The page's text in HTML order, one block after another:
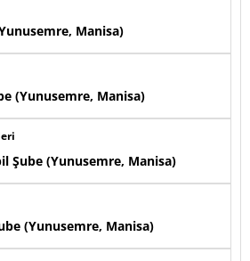
Manisa)
(Yunusemre, Manisa)
Şube (Yunusemre, Manisa)
(Yunusemre, Manisa)